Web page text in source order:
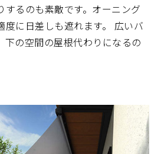
するのも素敵です。オーニング
度に日差しも遮れます。 広いバ
下の空間の屋根代わりになるの